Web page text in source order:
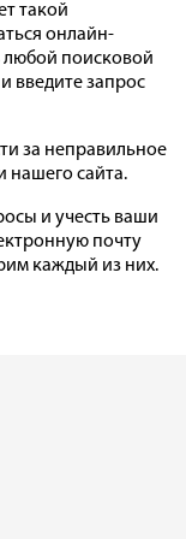
такой
онлайн-
любой поисковой
введите запрос
за неправильное
нашего сайта.
и учесть ваши
почту
каждый из них.